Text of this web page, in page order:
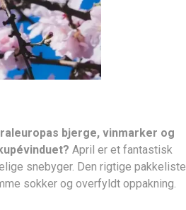
bjerge, vinmarker og
April er et fantastisk
snebyger. Den rigtige pakkeliste
sokker og overfyldt oppakning.